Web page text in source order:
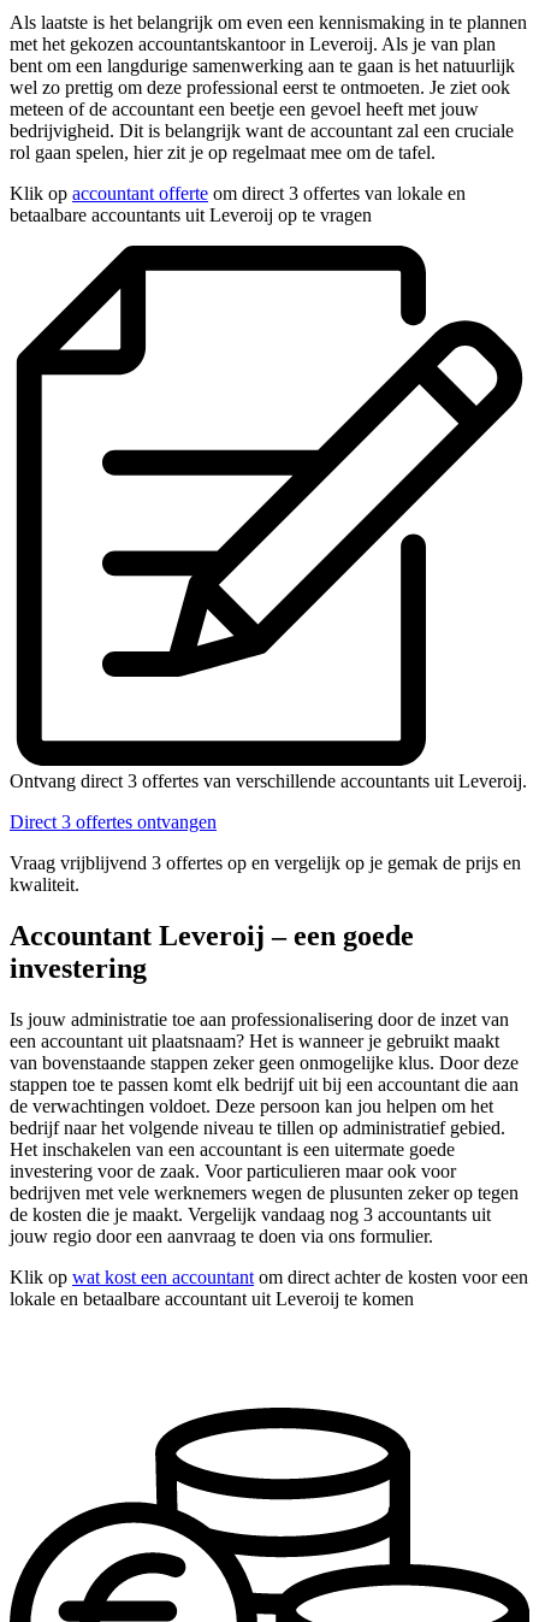
Als laatste is het belangrijk om even een kennismaking in te plannen
met het gekozen accountantskantoor in Leveroij. Als je van plan
bent om een langdurige samenwerking aan te gaan is het natuurlijk
wel zo prettig om deze professional eerst te ontmoeten. Je ziet ook
meteen of de accountant een beetje een gevoel heeft met jouw
bedrijvigheid. Dit is belangrijk want de accountant zal een cruciale
rol gaan spelen, hier zit je op regelmaat mee om de tafel.
Klik op accountant offerte om direct 3 offertes van lokale en
betaalbare accountants uit Leveroij op te vragen
Ontvang direct 3 offertes van verschillende accountants uit Leveroij.
Direct 3 offertes ontvangen
Vraag vrijblijvend 3 offertes op en vergelijk op je gemak de prijs en
kwaliteit.
Accountant Leveroij – een goede
investering
Is jouw administratie toe aan professionalisering door de inzet van
een accountant uit plaatsnaam? Het is wanneer je gebruikt maakt
van bovenstaande stappen zeker geen onmogelijke klus. Door deze
stappen toe te passen komt elk bedrijf uit bij een accountant die aan
de verwachtingen voldoet. Deze persoon kan jou helpen om het
bedrijf naar het volgende niveau te tillen op administratief gebied.
Het inschakelen van een accountant is een uitermate goede
investering voor de zaak. Voor particulieren maar ook voor
bedrijven met vele werknemers wegen de plusunten zeker op tegen
de kosten die je maakt. Vergelijk vandaag nog 3 accountants uit
jouw regio door een aanvraag te doen via ons formulier.
Klik op wat kost een accountant om direct achter de kosten voor een
lokale en betaalbare accountant uit Leveroij te komen